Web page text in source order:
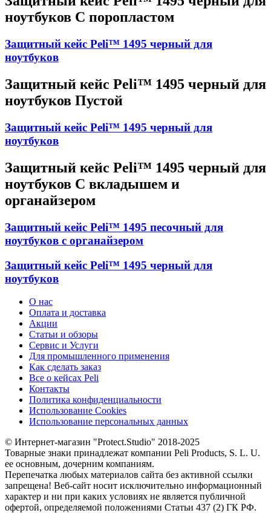
ноутбуков С поропластом
Защитный кейс Peli™ 1495 черный для
ноутбуков
Защитный кейс Peli™ 1495 черный для
ноутбуков Пустой
Защитный кейс Peli™ 1495 черный для
ноутбуков
Защитный кейс Peli™ 1495 черный для
ноутбуков С вкладышем и
органайзером
Защитный кейс Peli™ 1495 песочный для
ноутбуков с органайзером
Защитный кейс Peli™ 1495 черный для
ноутбуков
О нас
Оплата и доставка
Акции
Статьи и обзоры
Сервис и Услуги
Для промышленного применения
Как сделать заказ
Все о кейсах Peli
Контакты
Политика конфиденциальности
Использование Cookies
Использование персональных данных
© Интернет-магазин "Protect.Studio" 2018-2025
Товарные знаки принадлежат компании Peli Products, S. L. U.
ее основным, дочерним компаниям.
Перепечатка любых материалов сайта без активной ссылки
запрещена! Веб-сайт носит исключительно информационный
характер и ни при каких условиях не является публичной
офертой, определяемой положениями Статьи 437 (2) ГК РФ.